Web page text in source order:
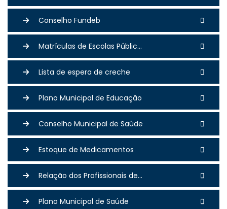
Conselho Fundeb
Matrículas de Escolas Públic...
Lista de espera de creche
Plano Municipal de Educação
Conselho Municipal de Saúde
Estoque de Medicamentos
Relação dos Profissionais de...
Plano Municipal de Saúde